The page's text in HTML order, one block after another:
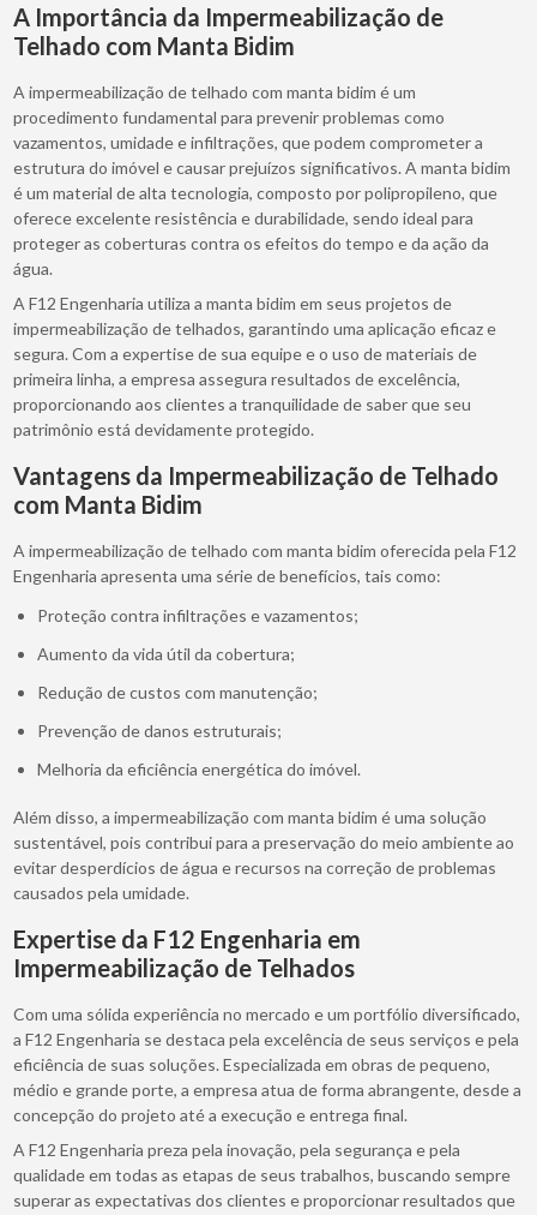
A Importância da Impermeabilização de
Telhado com Manta Bidim
A impermeabilização de telhado com manta bidim é um
procedimento fundamental para prevenir problemas como
vazamentos, umidade e infiltrações, que podem comprometer a
estrutura do imóvel e causar prejuízos significativos. A manta bidim
é um material de alta tecnologia, composto por polipropileno, que
oferece excelente resistência e durabilidade, sendo ideal para
proteger as coberturas contra os efeitos do tempo e da ação da
água.
A F12 Engenharia utiliza a manta bidim em seus projetos de
impermeabilização de telhados, garantindo uma aplicação eficaz e
segura. Com a expertise de sua equipe e o uso de materiais de
primeira linha, a empresa assegura resultados de excelência,
proporcionando aos clientes a tranquilidade de saber que seu
patrimônio está devidamente protegido.
Vantagens da Impermeabilização de Telhado
com Manta Bidim
A impermeabilização de telhado com manta bidim oferecida pela F12
Engenharia apresenta uma série de benefícios, tais como:
Proteção contra infiltrações e vazamentos;
Aumento da vida útil da cobertura;
Redução de custos com manutenção;
Prevenção de danos estruturais;
Melhoria da eficiência energética do imóvel.
Além disso, a impermeabilização com manta bidim é uma solução
sustentável, pois contribui para a preservação do meio ambiente ao
evitar desperdícios de água e recursos na correção de problemas
causados pela umidade.
Expertise da F12 Engenharia em
Impermeabilização de Telhados
Com uma sólida experiência no mercado e um portfólio diversificado,
a F12 Engenharia se destaca pela excelência de seus serviços e pela
eficiência de suas soluções. Especializada em obras de pequeno,
médio e grande porte, a empresa atua de forma abrangente, desde a
concepção do projeto até a execução e entrega final.
A F12 Engenharia preza pela inovação, pela segurança e pela
qualidade em todas as etapas de seus trabalhos, buscando sempre
superar as expectativas dos clientes e proporcionar resultados que